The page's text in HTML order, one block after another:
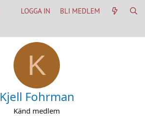
LOGGA IN BLI MEDLEM
K
Kjell Fohrman
Känd medlem